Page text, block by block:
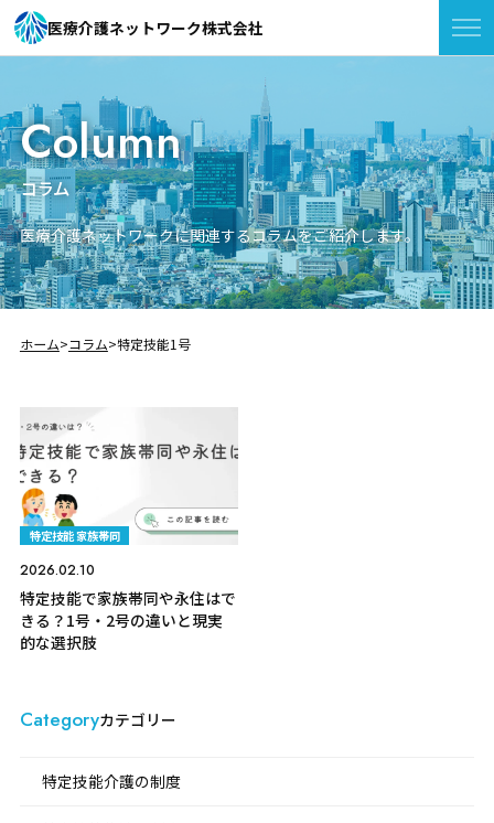
医療介護ネットワーク株式会社
Column
コラム
医療介護ネットワークに関連するコラムをご紹介します。
ホーム コラム 特定技能1号
特定技能 家族帯同
2026.02.10
特定技能で家族帯同や永住はで
きる？1号・2号の違いと現実
的な選択肢
Categoryカテゴリー
特定技能介護の制度